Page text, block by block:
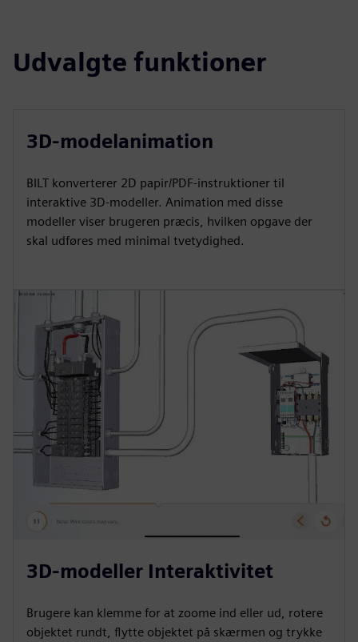
Udvalgte funktioner
3D-modelanimation
BILT konverterer 2D papir/PDF-instruktioner til
interaktive 3D-modeller. Animation med disse
modeller viser brugeren præcis, hvilken opgave der
skal udføres med minimal tvetydighed.
3D-modeller Interaktivitet
Brugere kan klemme for at zoome ind eller ud, rotere
objektet rundt, flytte objektet på skærmen og trykke